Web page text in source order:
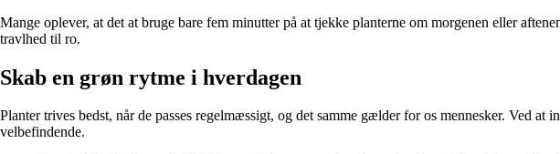
Mange oplever, at det at bruge bare fem minutter på at tjekke planterne om morgenen eller
travlhed til ro.
Skab en grøn rytme i hverdagen
Planter trives bedst, når de passes regelmæssigt, og det samme gælder for os mennesker. Ved
velbefindende.